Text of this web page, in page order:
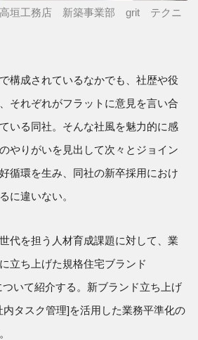
垣工務店 新築事業部 grit テクニ
構成されているなかでも、社歴や役
それぞれがフラットに意見を言い合
いる同社。そんな社風を魅力的に感
やりがいを見出して次々とジョイン
循環を生み、同社の新卒採用におけ
に違いない。
代を担う人材育成課題に対して、業
立ち上げた規格住宅ブランド
ついて紹介する。新ブランド立ち上げ
タスク管理]を活用した業務平準化の